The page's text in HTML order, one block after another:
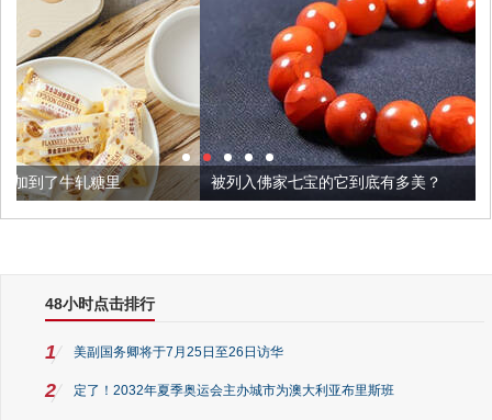
被列入佛家七宝的它到底有多美？
48小时点击排行
1 美副国务卿将于7月25日至26日访华
2 定了！2032年夏季奥运会主办城市为澳大利亚布里斯班